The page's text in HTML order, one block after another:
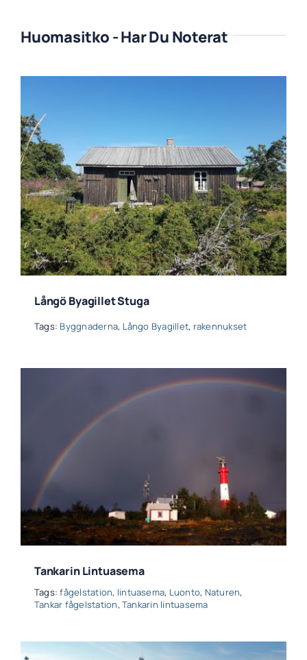
Huomasitko - Har Du Noterat
Långö Byagillet Stuga
Tags: Byggnaderna, Långo Byagillet, rakennukset
Tankarin Lintuasema
Tags:fågelstation, lintuasema, Luonto, Naturen,
Tankar fågelstation, Tankarin lintuasema